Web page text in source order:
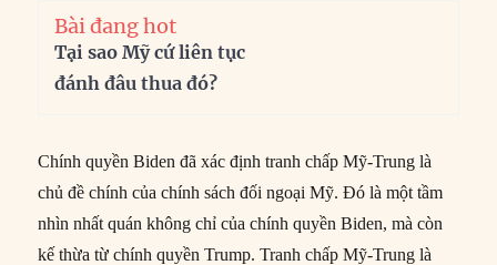
Bài đang hot
Tại sao Mỹ cứ liên tục
đánh đâu thua đó?
Chính quyền Biden đã xác định tranh chấp Mỹ-Trung là
chủ đề chính của chính sách đối ngoại Mỹ. Đó là một tầm
nhìn nhất quán không chỉ của chính quyền Biden, mà còn
kế thừa từ chính quyền Trump. Tranh chấp Mỹ-Trung là